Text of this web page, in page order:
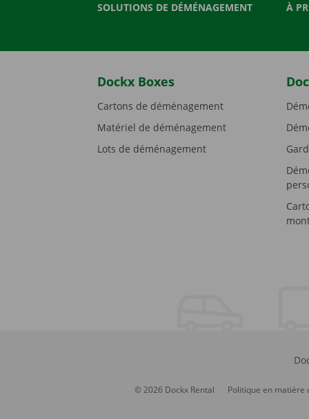
SOLUTIONS DE DÉMÉNAGEMENT
À
Dockx Boxes
Cartons de déménagement
Matériel de déménagement
Lots de déménagement
© 2026 Dockx Rental Politique en matière